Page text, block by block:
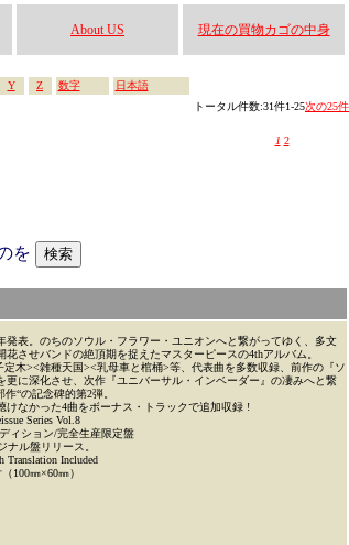
About US 現在の買物カゴの中身
Y Z 数字
日本語
トータル件数:31件1-25次の25件
1 2
を
発表。のちのソウル・フラワー・ユニオンへと繋がってゆく、多文
花させバンドの絶頂期を捉えたマスターピースの4thアルバム。
木><雑種天国><乳母車と棺桶>等、代表曲を多数収録、前作の『ソ
更に深化させ、次作『ユニバーサル・インベーダー』の凄みへと繋
“の記念碑的第2弾。
けなかった4曲をボーナス・トラックで追加収録 !
Series Vol.8
ィション/完全生産限定盤
ナル盤リリース。
Translation Included
100㎜×60㎜）